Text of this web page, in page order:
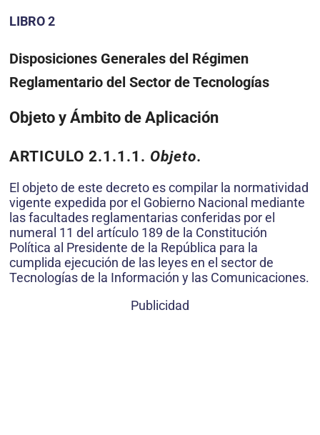
LIBRO 2
Disposiciones Generales del Régimen
Reglamentario del Sector de Tecnologías
Objeto y Ámbito de Aplicación
ARTICULO 2.1.1.1. Objeto.
El objeto de este decreto es compilar la normatividad
vigente expedida por el Gobierno Nacional mediante
las facultades reglamentarias conferidas por el
numeral 11 del artículo 189 de la Constitución
Política al Presidente de la República para la
cumplida ejecución de las leyes en el sector de
Tecnologías de la Información y las Comunicaciones.
Publicidad